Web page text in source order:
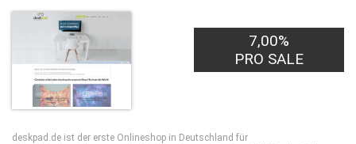
7,00%
PRO SALE
deskpad.de ist der erste Onlineshop in Deutschland für